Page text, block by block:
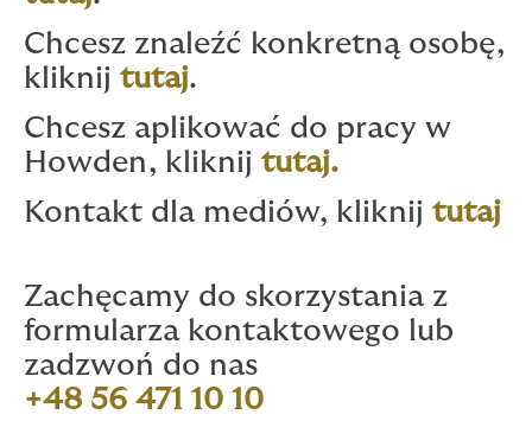
Chcesz znaleźć konkretną osobę,
kliknijtutaj.
Chcesz aplikować do pracy w
Howden, kliknijtutaj.
Kontakt dla mediów, kliknijtutaj
Zachęcamy do skorzystania z
formularza kontaktowego lub
zadzwoń do nas
+48 56 471 10 10